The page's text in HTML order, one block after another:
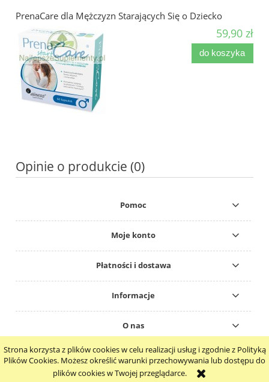
Strona korzysta z plików cookies w celu realizacji usług i zgodnie z Polityką
Plików Cookies. Możesz określić warunki przechowywania lub dostępu do
plików cookies w Twojej przeglądarce.
PrenaCare dla Mężczyzn Starających Się o Dziecko
59,90 zł
do koszyka
Opinie o produkcie (0)
Pomoc
Moje konto
Płatności i dostawa
Informacje
O nas
pokaż pełną wersję strony
Sklep internetowy Shoper.pl